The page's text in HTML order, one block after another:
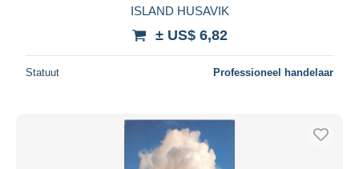
ISLAND HUSAVIK
± US$ 6,82
Statuut Professioneel handelaar